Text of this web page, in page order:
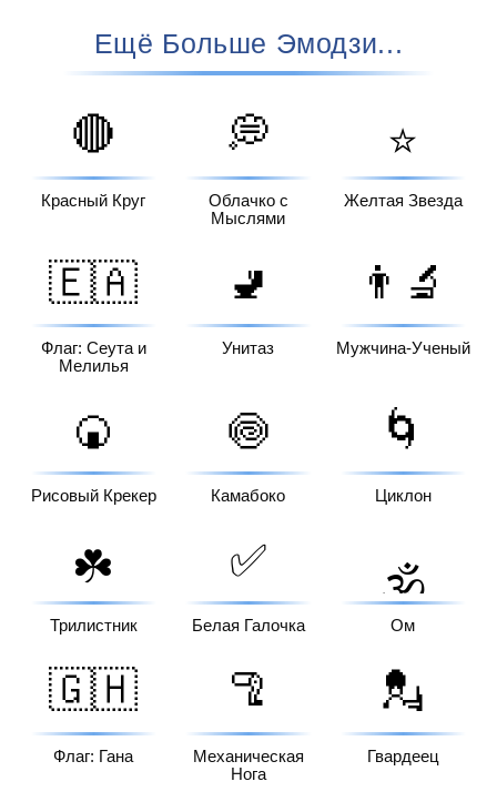
Ещё Больше Эмодзи...
🔴
Красный Круг
💭
Облачко с
Мыслями
⭐
Желтая Звезда
🇪🇦
Флаг: Сеута и
Мелилья
🚽
Унитаз
👨‍🔬
Мужчина-Ученый
🍘
Рисовый Крекер
🍥
Камабоко
🌀
Циклон
☘️
Трилистник
✅
Белая Галочка
🕉️
Ом
🇬🇭
Флаг: Гана
🦿
Механическая
Нога
💂
Гвардеец